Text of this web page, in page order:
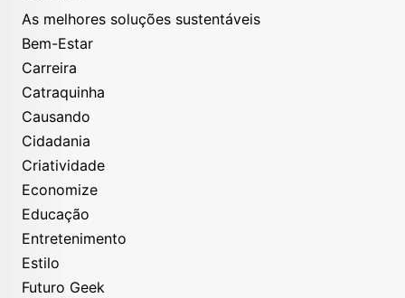
As melhores soluções sustentáveis
Bem-Estar
Carreira
Catraquinha
Causando
Cidadania
Criatividade
Economize
Educação
Entretenimento
Estilo
Futuro Geek